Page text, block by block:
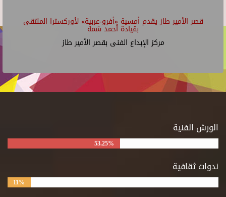
قصر الأمير طاز يقدم أمسية «أفرو-عربية» لأوركسترا الملتقى
بقيادة أحمد شمة
مركز الإبداع الفنى بقصر الأمير طاز
الورش الفنية
53.25%
ندوات ثقافية
11%